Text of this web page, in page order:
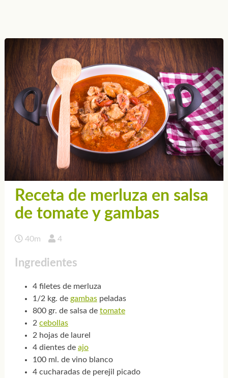
Receta de merluza en salsa
de tomate y gambas
40m 4
Ingredientes
4 filetes de merluza
1/2 kg. de gambaspeladas
800 gr. de salsa de tomate
2 cebollas
2 hojas de laurel
4 dientes de ajo
100 ml. de vino blanco
4 cucharadas de perejil picado